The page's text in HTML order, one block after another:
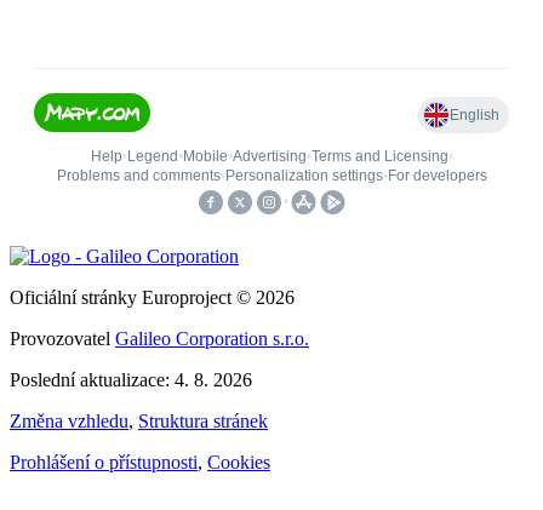
Oficiální stránky Europroject © 2026
Provozovatel Galileo Corporation s.r.o.
Poslední aktualizace: 4. 8. 2026
Změna vzhledu, Struktura stránek
Prohlášení o přístupnosti, Cookies